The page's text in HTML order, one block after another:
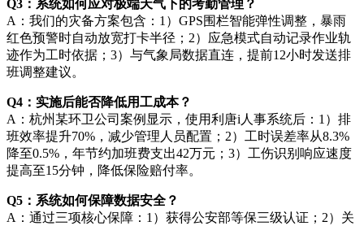
Q3：系统如何应对极端天气下的考勤管理？
A：我们的灾备方案包含：1）GPS围栏智能弹性调整，暴雨
红色预警时自动放宽打卡半径；2）应急模式自动记录作业轨
迹作为工时依据；3）与气象局数据直连，提前12小时发送排
班调整建议。
Q4：实施后能否降低用工成本？
A：杭州某环卫公司案例显示，使用利唐i人事系统后：1）排
班效率提升70%，减少管理人员配置；2）工时误差率从8.3%
降至0.5%，年节约加班费支出42万元；3）工伤识别响应速度
提高至15分钟，降低保险赔付率。
Q5：系统如何保障数据安全？
A：通过三项核心保障：1）获得公安部等保三级认证；2）关